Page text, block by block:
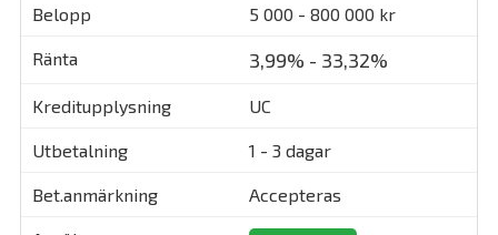
5 000 - 800 000 kr
3,99% - 33,32%
UC
1 - 3 dagar
Accepteras